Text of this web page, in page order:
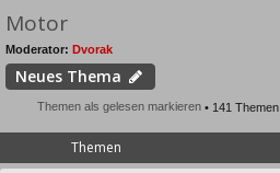
Motor
Moderator: Dvorak
Neues Thema
Themen als gelesen markieren• 141 Themen
Themen